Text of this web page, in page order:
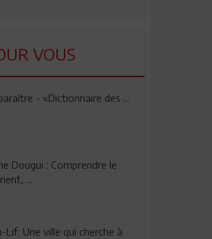
VOUS
- «Dictionnaire des ...
Dougui : Comprendre le
...
Lif: Une ville qui cherche à